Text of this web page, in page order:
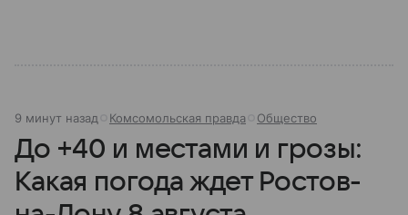
9 минут назад Комсомольская правда Общество
До +40 и местами и грозы:
Какая погода ждет Ростов-